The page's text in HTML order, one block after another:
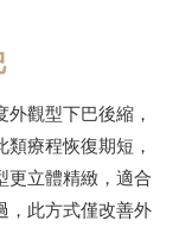
觀型下巴後縮，
療程恢復期短，
更立體精緻，適合
，此方式僅改善外